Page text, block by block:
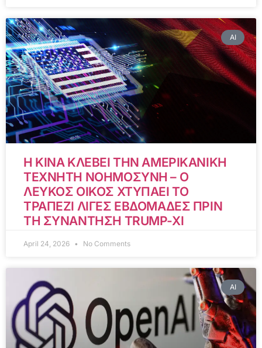
AI
Η ΚΙΝΑ ΚΛΕΒΕΙ ΤΗΝ ΑΜΕΡΙΚΑΝΙΚΗ
ΤΕΧΝΗΤΗ ΝΟΗΜΟΣΥΝΗ – Ο
ΛΕΥΚΟΣ ΟΙΚΟΣ ΧΤΥΠΑΕΙ ΤΟ
ΤΡΑΠΕΖΙ ΛΙΓΕΣ ΕΒΔΟΜΑΔΕΣ ΠΡΙΝ
ΤΗ ΣΥΝΑΝΤΗΣΗ TRUMP-XI
April 24, 2026 No Comments
AI